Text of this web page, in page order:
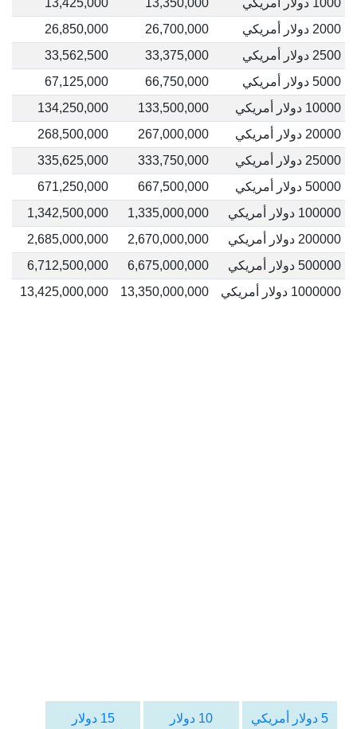
2000 دولار أمريكي
26,700,000
26,850,000
2500 دولار أمريكي
33,375,000
33,562,500
5000 دولار أمريكي
66,750,000
67,125,000
10000 دولار أمريكي
133,500,000
134,250,000
20000 دولار أمريكي
267,000,000
268,500,000
25000 دولار أمريكي
333,750,000
335,625,000
50000 دولار أمريكي
667,500,000
671,250,000
100000 دولار أمريكي
1,335,000,000
1,342,500,000
200000 دولار أمريكي
2,670,000,000
2,685,000,000
500000 دولار أمريكي
6,675,000,000
6,712,500,000
1000000 دولار أمريكي
13,350,000,000
13,425,000,000
5 دولار أمريكي
10 دولار
15 دولار